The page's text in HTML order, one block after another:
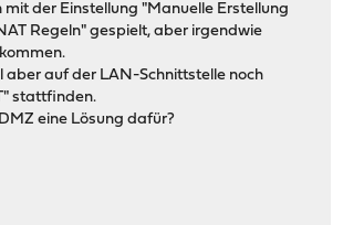
mit der Einstellung "Manuelle Erstellung
Regeln" gespielt, aber irgendwie
aber auf der LAN-Schnittstelle noch
stattfinden.
eine Lösung dafür?